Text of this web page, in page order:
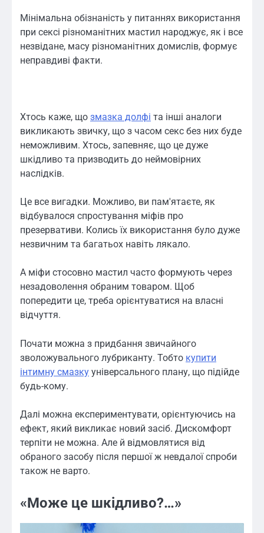
Мінімальна обізнаність у питаннях використання
при сексі різноманітних мастил народжує, як і все
незвідане, масу різноманітних домислів, формує
неправдиві факти.
Хтось каже, що змазка долфі та інші аналоги
викликають звичку, що з часом секс без них буде
неможливим. Хтось, запевняє, що це дуже
шкідливо та призводить до неймовірних
наслідків.
Це все вигадки. Можливо, ви пам'ятаєте, як
відбувалося спростування міфів про
презервативи. Колись їх використання було дуже
незвичним та багатьох навіть лякало.
А міфи стосовно мастил часто формують через
незадоволення обраним товаром. Щоб
попередити це, треба орієнтуватися на власні
відчуття.
Почати можна з придбання звичайного
зволожувального лубриканту. Тобто купити
інтимну смазку універсального плану, що підійде
будь-кому.
Далі можна експериментувати, орієнтуючись на
ефект, який викликає новий засіб. Дискомфорт
терпіти не можна. Але й відмовлятися від
обраного засобу після першої ж невдалої спроби
також не варто.
«Може це шкідливо?…»